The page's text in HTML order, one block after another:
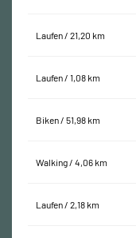
Laufen / 21,20 km
Laufen / 1,08 km
Biken / 51,98 km
Walking / 4,06 km
Laufen / 2,18 km